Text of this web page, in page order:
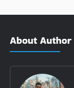
About Author